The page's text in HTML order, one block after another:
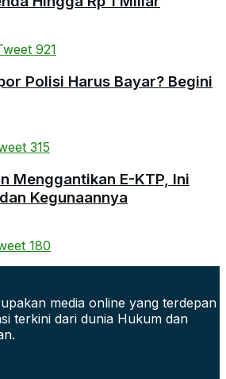
921
Polisi Harus Bayar? Begini
315
Menggantikan E-KTP, Ini
Kegunaannya
180
media online yang terdepan
terkini dari dunia Hukum dan